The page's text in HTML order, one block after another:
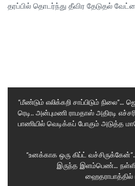
தரப்பில் தொடர்ந்து தீவிர தேடுதல்
Previous
“மீண்டும் எலிக்கறி சாப்பிடும் நிலை”…
ரெடி.. அன்புமணி ராமதாஸ் அதிரடி
பாணியில் வெடிக்கப் போகும் அடுத்த
Next
“உனக்காக ஒரு கிப்ட்
இருந்த இளம்பெண்…